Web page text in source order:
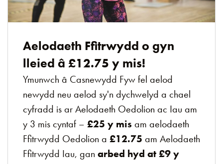
Aelodaeth Ffitrwydd o gyn
lleied â £12.75 y mis!
Ymunwch â Casnewydd Fyw fel aelod
newydd neu aelod sy'n dychwelyd a chael
cyfradd is ar Aelodaeth Oedolion ac Iau am
y 3 mis cyntaf – £25 y mis am aelodaeth
Ffitrwydd Oedolion a £12.75 am Aelodaeth
Ffitrwydd Iau, gan arbed hyd at £9 y